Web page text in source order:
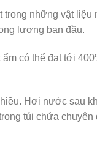
những vật liệu
lượng ban đầu.
có thể đạt tới
Hơi nước sau
túi chứa